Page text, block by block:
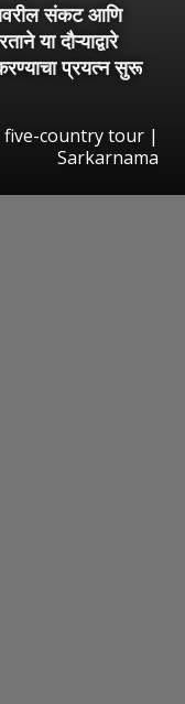
संकट आणि
या दौऱ्याद्वारे
प्रयत्न सुरू
five-country tour |
Sarkarnama